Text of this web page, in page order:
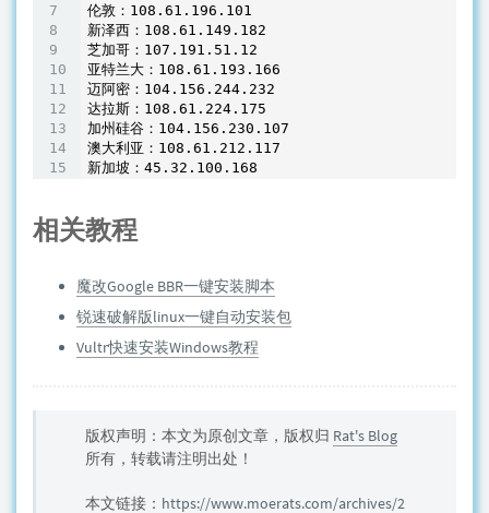
伦敦：108 .61 .196 .101
新泽西：108 .61 .149 .182
芝加哥：107 .191 .51 .12
亚特兰大：108 .61 .193 .166
迈阿密：104 .156 .244 .232
达拉斯：108 .61 .224 .175
加州硅谷：104 .156 .230 .107
澳大利亚：108 .61 .212 .117
新加坡：45 .32 .100 .168
相关教程
魔改Google BBR一键安装脚本
锐速破解版linux一键自动安装包
Vultr快速安装Windows教程
版权声明：本文为原创文章，版权归 Rat's Blog
所有，转载请注明出处！
本文链接： https://www.moerats.com/archives/2